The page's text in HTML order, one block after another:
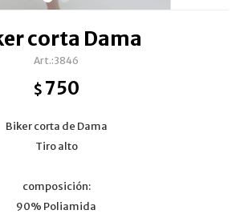
corta Dama
3846
$ 750
Biker corta de Dama
Tiro alto
composición:
90% Poliamida